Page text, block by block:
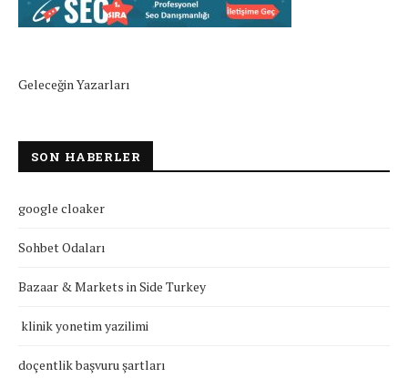
Geleceğin Yazarları
SON HABERLER
google cloaker
Sohbet Odaları
Bazaar & Markets in Side Turkey
klinik yonetim yazilimi
doçentlik başvuru şartları